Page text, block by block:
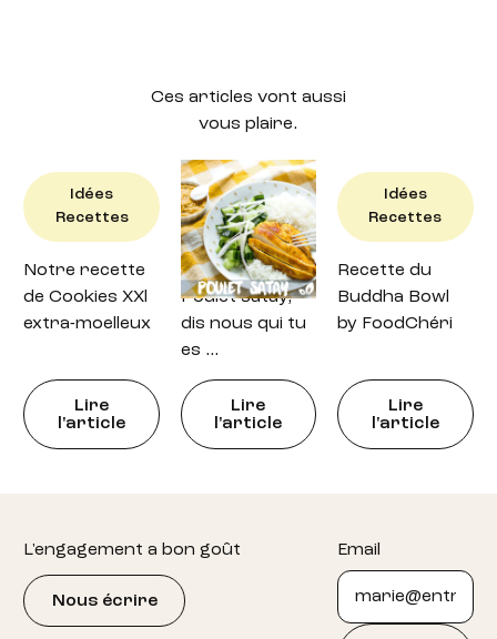
Ces articles vont aussi
vous plaire.
Idées
Recettes
Notre recette
de Cookies XXl
extra-moelleux
Lire
l'article
Idées
Recettes
Recette : petit
Poulet satay,
dis nous qui tu
es …
Lire
l'article
Idées
Recettes
Recette du
Buddha Bowl
by FoodChéri
Lire
l'article
L'engagement a bon goût
Nous écrire
Email